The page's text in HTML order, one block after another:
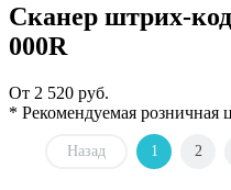
Сканер штрих-
000R
От 2 520 руб.
* Рекомендуемая розничная
Назад 1 2